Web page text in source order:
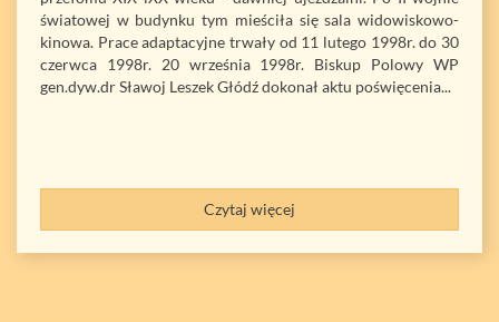
światowej w budynku tym mieściła się sala widowiskowo-
kinowa. Prace adaptacyjne trwały od 11 lutego 1998r. do 30
czerwca 1998r. 20 września 1998r. Biskup Polowy WP
gen.dyw.dr Sławoj Leszek Głódź dokonał aktu poświęcenia...
Czytaj więcej